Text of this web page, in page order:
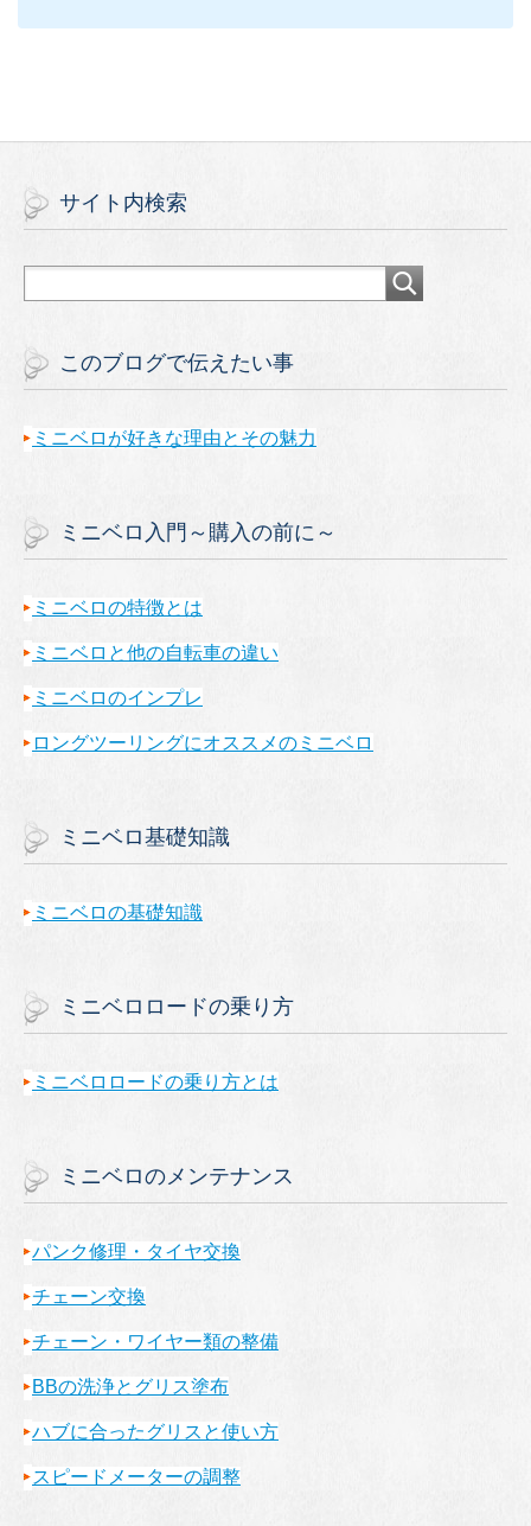
サイト内検索
このブログで伝えたい事
ミニベロが好きな理由とその魅力
ミニベロ入門～購入の前に～
ミニベロの特徴とは
ミニベロと他の自転車の違い
ミニベロのインプレ
ロングツーリングにオススメのミニベロ
ミニベロ基礎知識
ミニベロの基礎知識
ミニベロロードの乗り方
ミニベロロードの乗り方とは
ミニベロのメンテナンス
パンク修理・タイヤ交換
チェーン交換
チェーン・ワイヤー類の整備
BBの洗浄とグリス塗布
ハブに合ったグリスと使い方
スピードメーターの調整